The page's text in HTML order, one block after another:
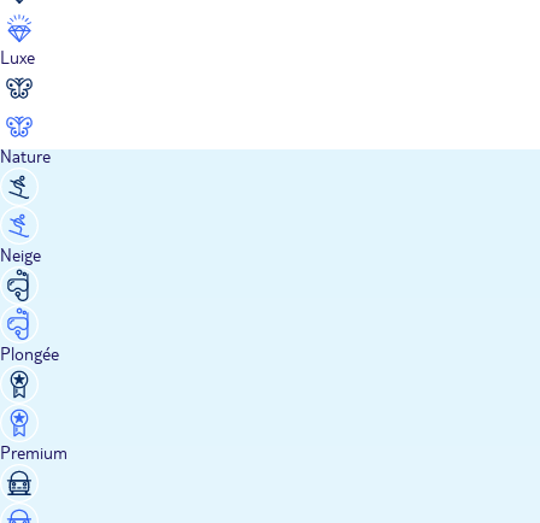
Luxe
Nature
Neige
Plongée
Premium